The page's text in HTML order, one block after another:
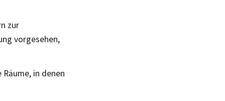
zur
vorgesehen,
in denen